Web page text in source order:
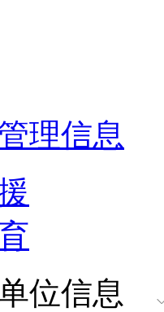
理信息
位信息